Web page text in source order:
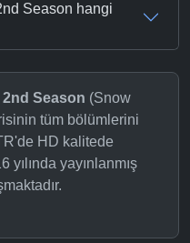
Season hangi
Season (Snow
tüm bölümlerini
HD kalitede
yayınlanmış